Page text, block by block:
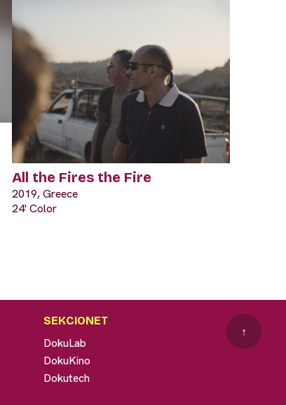
All the Fires the Fire
2019, Greece
24' Color
SEKCIONET
DokuLab
DokuKino
Dokutech
↑